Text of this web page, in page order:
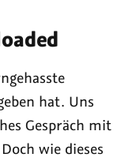
hat. Uns
Gespräch mit
wie dieses